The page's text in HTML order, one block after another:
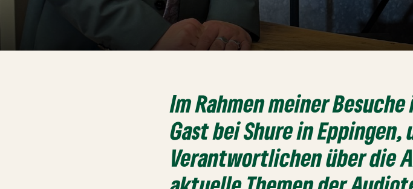
Im Rahmen meiner
Gast beiShure in Eppingen,
Verantwortlichen über die